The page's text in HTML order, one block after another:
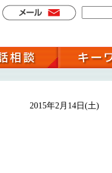
2015年2月14日(土)